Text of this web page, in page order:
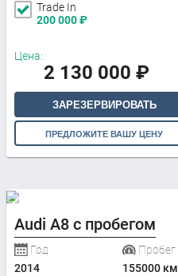
Trade In
200 000₽
Цена:
2 130 000 ₽
ЗАРЕЗЕРВИРОВАТЬ
ПРЕДЛОЖИТЕ ВАШУ ЦЕНУ
Audi A8 с пробегом
Год
2014
Пробег
155000 км